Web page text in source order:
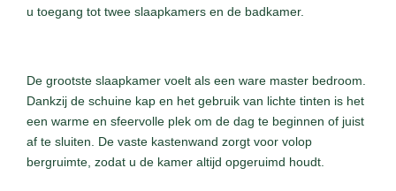
u toegang tot twee slaapkamers en de badkamer.
De grootste slaapkamer voelt als een ware master bedroom.
Dankzij de schuine kap en het gebruik van lichte tinten is het
een warme en sfeervolle plek om de dag te beginnen of juist
af te sluiten. De vaste kastenwand zorgt voor volop
bergruimte, zodat u de kamer altijd opgeruimd houdt.